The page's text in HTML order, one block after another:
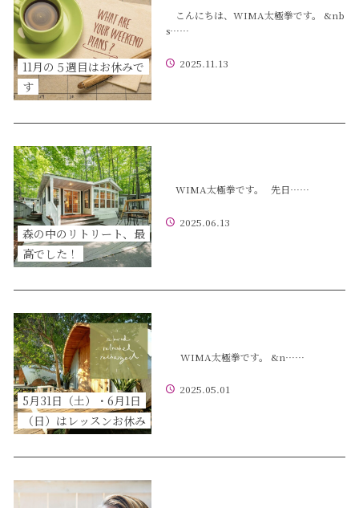
11月の５週目はお休みで
す
こんにちは、WIMA太極拳です。 &nb
s……
2025.11.13
森の中のリトリート、最
高でした！
WIMA太極拳です。 先日……
2025.06.13
5月31日（土）・6月1日
（日）はレッスンお休み
WIMA太極拳です。 &n……
2025.05.01